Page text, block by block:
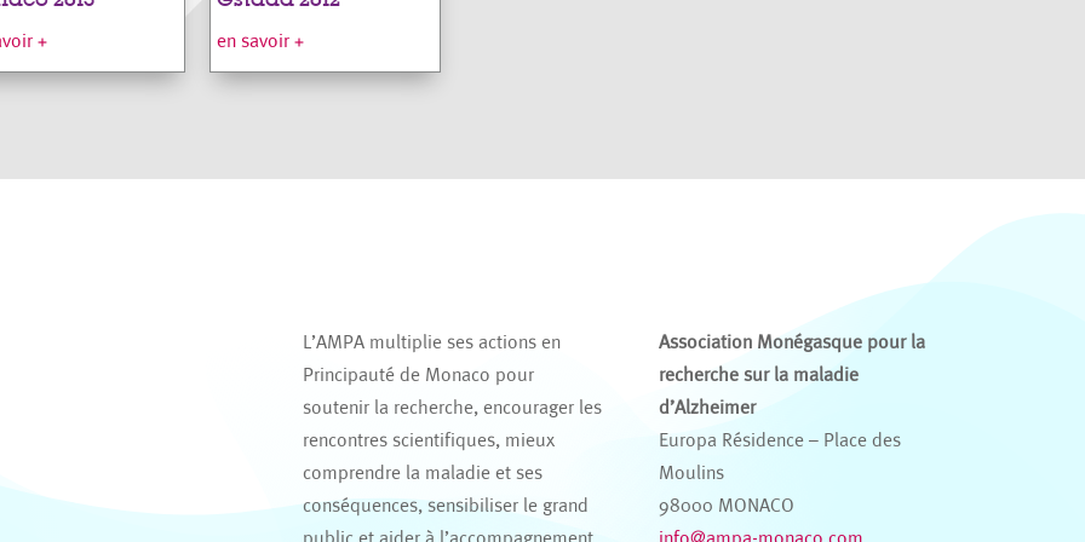
+ en savoir +
L’AMPA multiplie ses actions en
Principauté de Monaco pour
soutenir la recherche, encourager les
rencontres scientifiques, mieux
comprendre la maladie et ses
conséquences, sensibiliser le grand
public et aider à l’accompagnement
Association Monégasque pour la
recherche sur la maladie
d’Alzheimer
Europa Résidence – Place des
Moulins
98000 MONACO
info@ampa-monaco.com